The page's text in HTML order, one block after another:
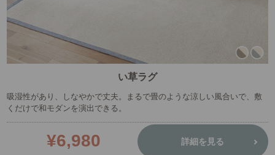
い草ラグ
吸湿性があり、しなやかで丈夫。まるで畳のような涼しい風合いで、敷
くだけで和モダンを演出できる。
¥6,980 詳細を見る